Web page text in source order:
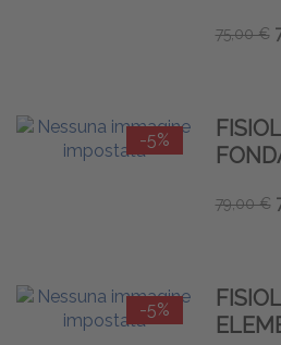
75,00 €
-5%
79,00 €
-5%